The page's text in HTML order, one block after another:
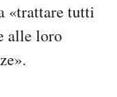
«trattare tutti
alle loro